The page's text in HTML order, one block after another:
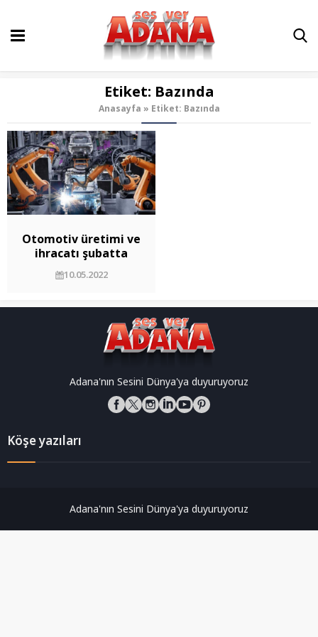
Etiket: Bazında
Anasayfa » Etiket: Bazında
Otomotiv üretimi ve
ihracatı şubatta
geriledi
10.05.2022
Adana'nın Sesini Dünya'ya duyuruyoruz
Köşe yazıları
Adana'nın Sesini Dünya'ya duyuruyoruz